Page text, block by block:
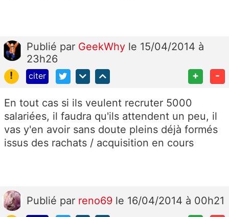
Publié par GeekWhy le 15/04/2014 à
23h26
!
citer + -
En tout cas si ils veulent recruter 5000
salariées, il faudra qu'ils attendent un peu, il
vas y'en avoir sans doute pleins déjà formés
issus des rachats / acquisition en cours
Publié par reno69 le 16/04/2014 à 00h21